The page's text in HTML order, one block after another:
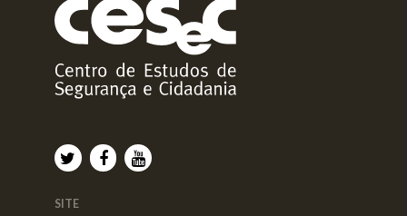
SITE